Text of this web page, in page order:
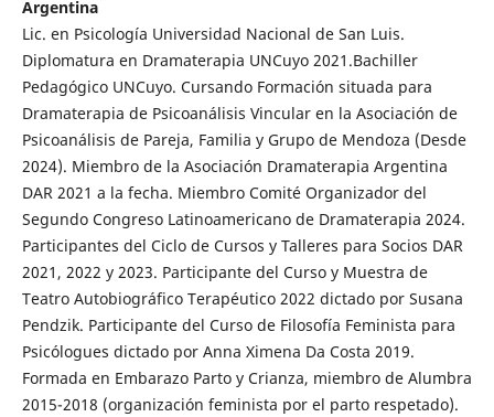
Argentina
Lic. en Psicología Universidad Nacional de San Luis.
Diplomatura en Dramaterapia UNCuyo 2021.Bachiller
Pedagógico UNCuyo. Cursando Formación situada para
Dramaterapia de Psicoanálisis Vincular en la Asociación de
Psicoanálisis de Pareja, Familia y Grupo de Mendoza (Desde
2024). Miembro de la Asociación Dramaterapia Argentina
DAR 2021 a la fecha. Miembro Comité Organizador del
Segundo Congreso Latinoamericano de Dramaterapia 2024.
Participantes del Ciclo de Cursos y Talleres para Socios DAR
2021, 2022 y 2023. Participante del Curso y Muestra de
Teatro Autobiográfico Terapéutico 2022 dictado por Susana
Pendzik. Participante del Curso de Filosofía Feminista para
Psicólogues dictado por Anna Ximena Da Costa 2019.
Formada en Embarazo Parto y Crianza, miembro de Alumbra
2015-2018 (organización feminista por el parto respetado).